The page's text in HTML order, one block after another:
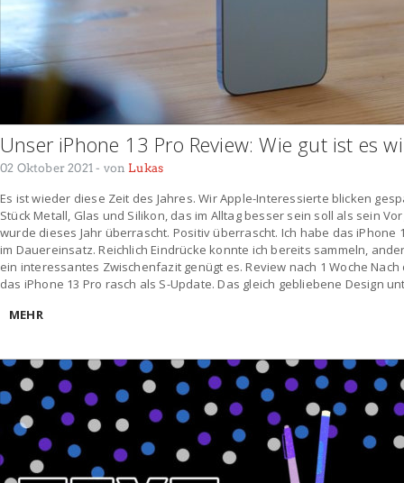
Unser iPhone 13 Pro Review: Wie gut ist es
02 Oktober 2021- von Lukas
Es ist wieder diese Zeit des Jahres. Wir Apple-Interessierte blicken
Stück Metall, Glas und Silikon, das im Alltag besser sein soll als sein
wurde dieses Jahr überrascht. Positiv überrascht. Ich habe das iPhone
im Dauereinsatz. Reichlich Eindrücke konnte ich bereits sammeln,
ein interessantes Zwischenfazit genügt es. Review nach 1 Woche
das iPhone 13 Pro rasch als S-Update. Das gleich gebliebene Design
MEHR